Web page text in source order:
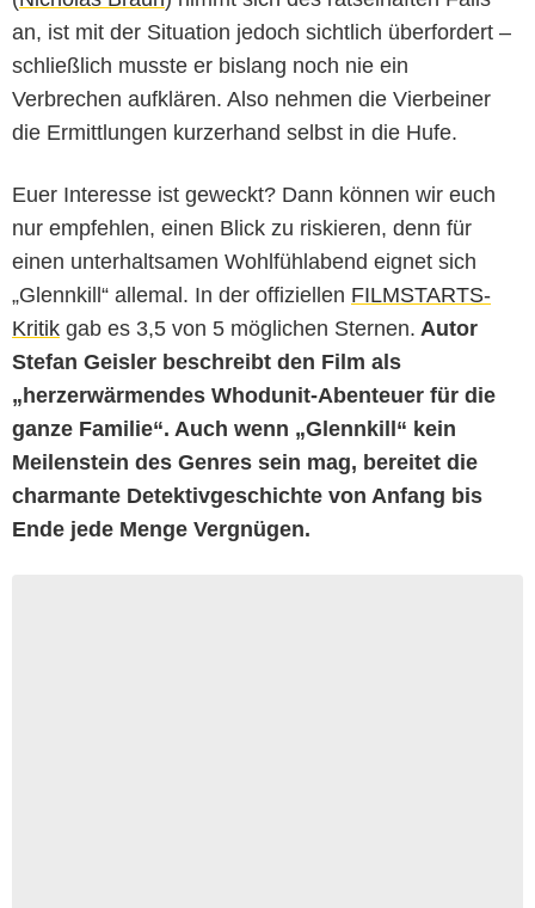
an, ist mit der Situation jedoch sichtlich überfordert –
schließlich musste er bislang noch nie ein
Verbrechen aufklären. Also nehmen die Vierbeiner
die Ermittlungen kurzerhand selbst in die Hufe.
Euer Interesse ist geweckt? Dann können wir euch
nur empfehlen, einen Blick zu riskieren, denn für
einen unterhaltsamen Wohlfühlabend eignet sich
„Glennkill“ allemal. In der offiziellen FILMSTARTS-
Kritik gab es 3,5 von 5 möglichen Sternen. Autor
Stefan Geisler beschreibt den Film als
„herzerwärmendes Whodunit-Abenteuer für die
ganze Familie“. Auch wenn „Glennkill“ kein
Meilenstein des Genres sein mag, bereitet die
charmante Detektivgeschichte von Anfang bis
Ende jede Menge Vergnügen.